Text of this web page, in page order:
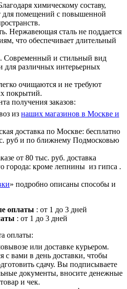
химическому составу,
для помещений с повышенной
Нержавеющая сталь не поддается
что обеспечивает длительный
Современный и стильный вид
для различных интерьерных
очищаются и не требуют
покрытий.
получения заказов:
из наших магазинов в Москве и
доставка по Москве: бесплатно
руб и по ближнему Подмосковью
от 80 тыс. руб. доставка
города: кроме лепнины из гипса .
» подробно описаны способы и
оплаты : от 1 до 3 дней
: от 1 до 3 дней
оплаты:
или доставке курьером.
с вами в день доставки, чтобы
сдачу. Вы подписываете
документы, вносите денежные
и чек.